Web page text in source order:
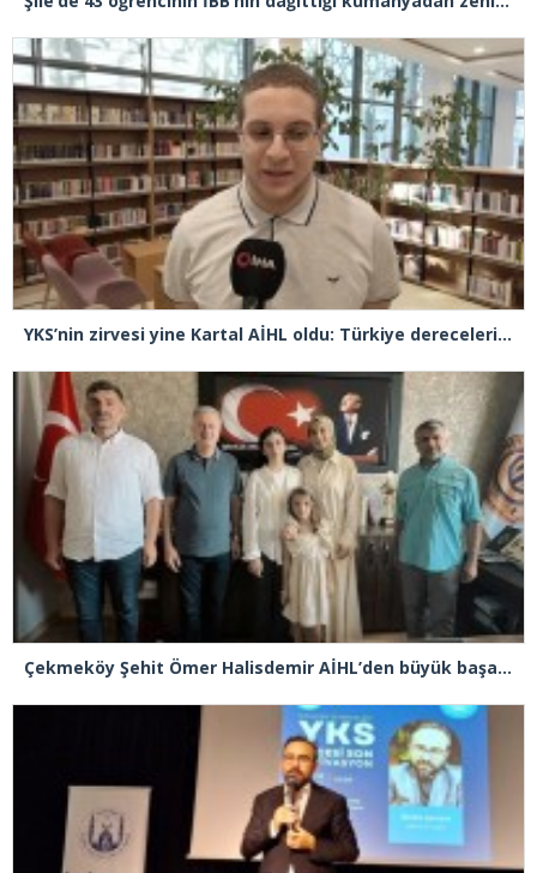
YKS’nin zirvesi yine Kartal AİHL oldu: Türkiye dereceleri peş peşe geldi, başarının sırrını anlattılar
Çekmeköy Şehit Ömer Halisdemir AİHL’den büyük başarı! LGS’de yüzde 0,13’lik dilim